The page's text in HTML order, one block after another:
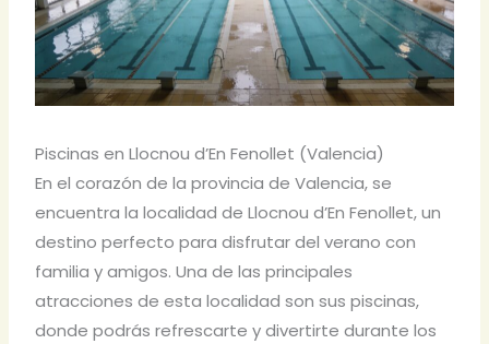
Piscinas en Llocnou d’En Fenollet (Valencia)
En el corazón de la provincia de Valencia, se
encuentra la localidad de Llocnou d’En Fenollet, un
destino perfecto para disfrutar del verano con
familia y amigos. Una de las principales
atracciones de esta localidad son sus piscinas,
donde podrás refrescarte y divertirte durante los